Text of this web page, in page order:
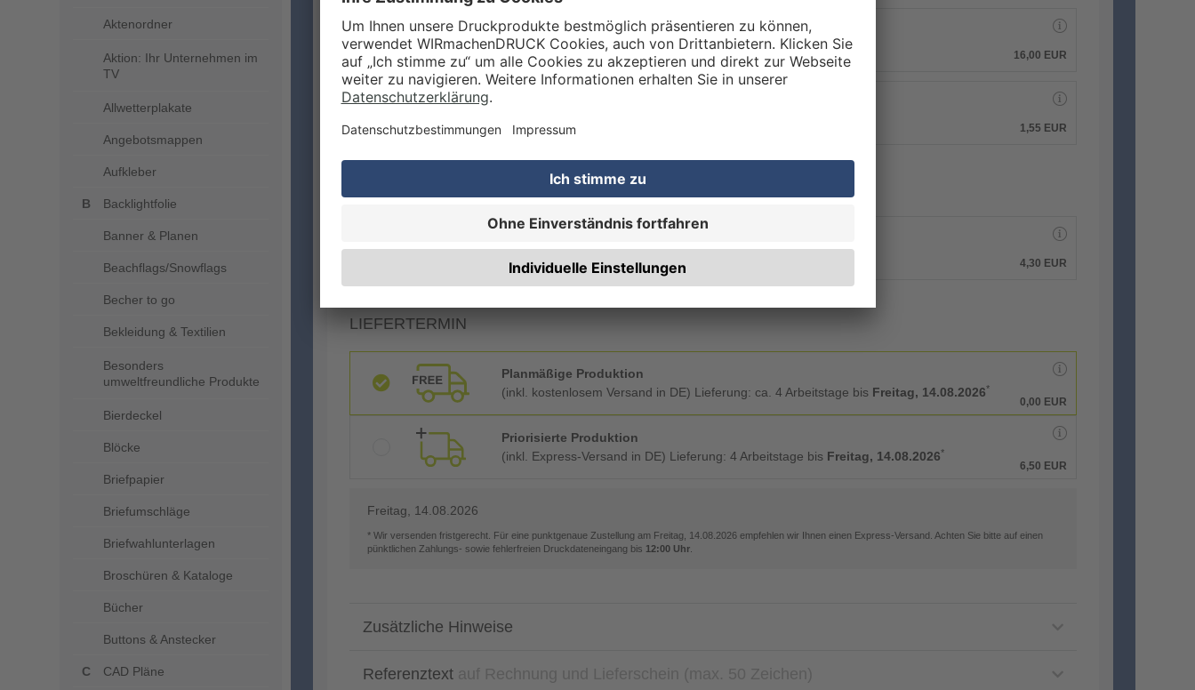
Aktenordner
Aktion: Ihr Unternehmen im
TV
Allwetterplakate
Angebotsmappen
Aufkleber
Backlightfolie
Banner & Planen
Beachflags/Snowflags
Becher to go
Bekleidung & Textilien
Besonders
umweltfreundliche Produkte
Bierdeckel
Blöcke
Briefpapier
Briefumschläge
Briefwahlunterlagen
Broschüren & Kataloge
Bücher
Buttons & Anstecker
CAD Pläne
Qualitätskontrolle (von Experten empf.)
16,00 EUR
1,55 EUR
VERARBEITUNG & VEREDELUNG
Abheftlochung (2 Loch)
4,30 EUR
LIEFERTERMIN
Planmäßige Produktion
(inkl. kostenlosem Versand in DE) Lieferung: ca. 4 Arbeitstage bis Freitag, 14.08.2026*
0,00 EUR
Priorisierte Produktion
(inkl. Express-Versand in DE) Lieferung: 4 Arbeitstage bis Freitag, 14.08.2026*
6,50 EUR
Freitag, 14.08.2026
* Wir versenden fristgerecht. Für eine punktgenaue Zustellung am Freitag, 14.08.2026 empfehlen wir Ihnen einen Express-Versand. Achten Sie bitte auf einen
pünktlichen Zahlungs- sowie fehlerfreien Druckdateneingang bis 12:00 Uhr
Zusätzliche Hinweise
Referenztext